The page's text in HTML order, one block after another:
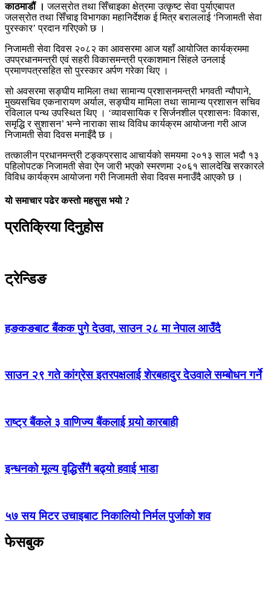
काठमाडौं । जलस्रोत तथा सिँचाइका क्षेत्रमा उत्कृष्ट सेवा पुर्याएबापत
जलस्रोत तथा सिँचाइ विभागका महानिर्देशक ई मित्र बराललाई ‘निजामती सेवा
पुरस्कार’ प्रदान गरिएको छ ।
निजामती सेवा दिवस २०८२ का आवसरमा आज यहाँ आयोजित कार्यक्रममा
उपप्रधानमन्त्री एवं सहरी विकासमन्त्री प्रकाशमान सिंहले उनलाई
प्रमाणपत्रसहित सो पुरस्कार अर्पण गरेका थिए ।
सो अवसरमा सङ्घीय मामिला तथा सामान्य प्रशासनमन्त्री भगवती न्यौपाने,
मुख्यसचिव एकनारायण अर्याल, सङ्घीय मामिला तथा सामान्य प्रशासन सचिव
रविलाल पन्थ उपस्थित थिए । ‘व्यावसायिक र सिर्जनशील प्रशासनः विकास,
समृद्धि र सुशासन’ भन्ने नाराका साथ विविध कार्यक्रम आयोजना गरी आज
निजामती सेवा दिवस मनाइँदै छ ।
तत्कालीन प्रधानमन्त्री टङ्कप्रसाद आचार्यको समयमा २०१३ साल भदौ १३
पहिलोपटक निजामती सेवा ऐन जारी भएको स्मरणमा २०६१ सालदेखि सरकारले
विविध कार्यक्रम आयोजना गरी निजामती सेवा दिवस मनाउँदै आएको छ ।
यो समाचार पढेर कस्तो महसुस भयो ?
प्रतिक्रिया दिनुहोस
ट्रेन्डिङ
हङकङबाट बैंकक पुगे देउवा, साउन २८ मा नेपाल आउँदै
साउन २९ गते कांग्रेस इतरपक्षलाई शेरबहादुर देउवाले सम्बोधन गर्ने
राष्ट्र बैंकले ३ वाणिज्य बैंकलाई गर्‍यो कारबाही
इन्धनको मूल्य वृद्धिसँगै बढ्यो हवाई भाडा
५७ सय मिटर उचाइबाट निकालियो निर्मल पुर्जाको शव
फेसबुक